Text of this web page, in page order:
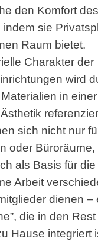
den Komfort des
indem sie
Raum bietet.
Charakter der
wird
in einer
sich nicht nur
oder
als Basis für die
Arbeit
dienen –
die in den
Hause integriert